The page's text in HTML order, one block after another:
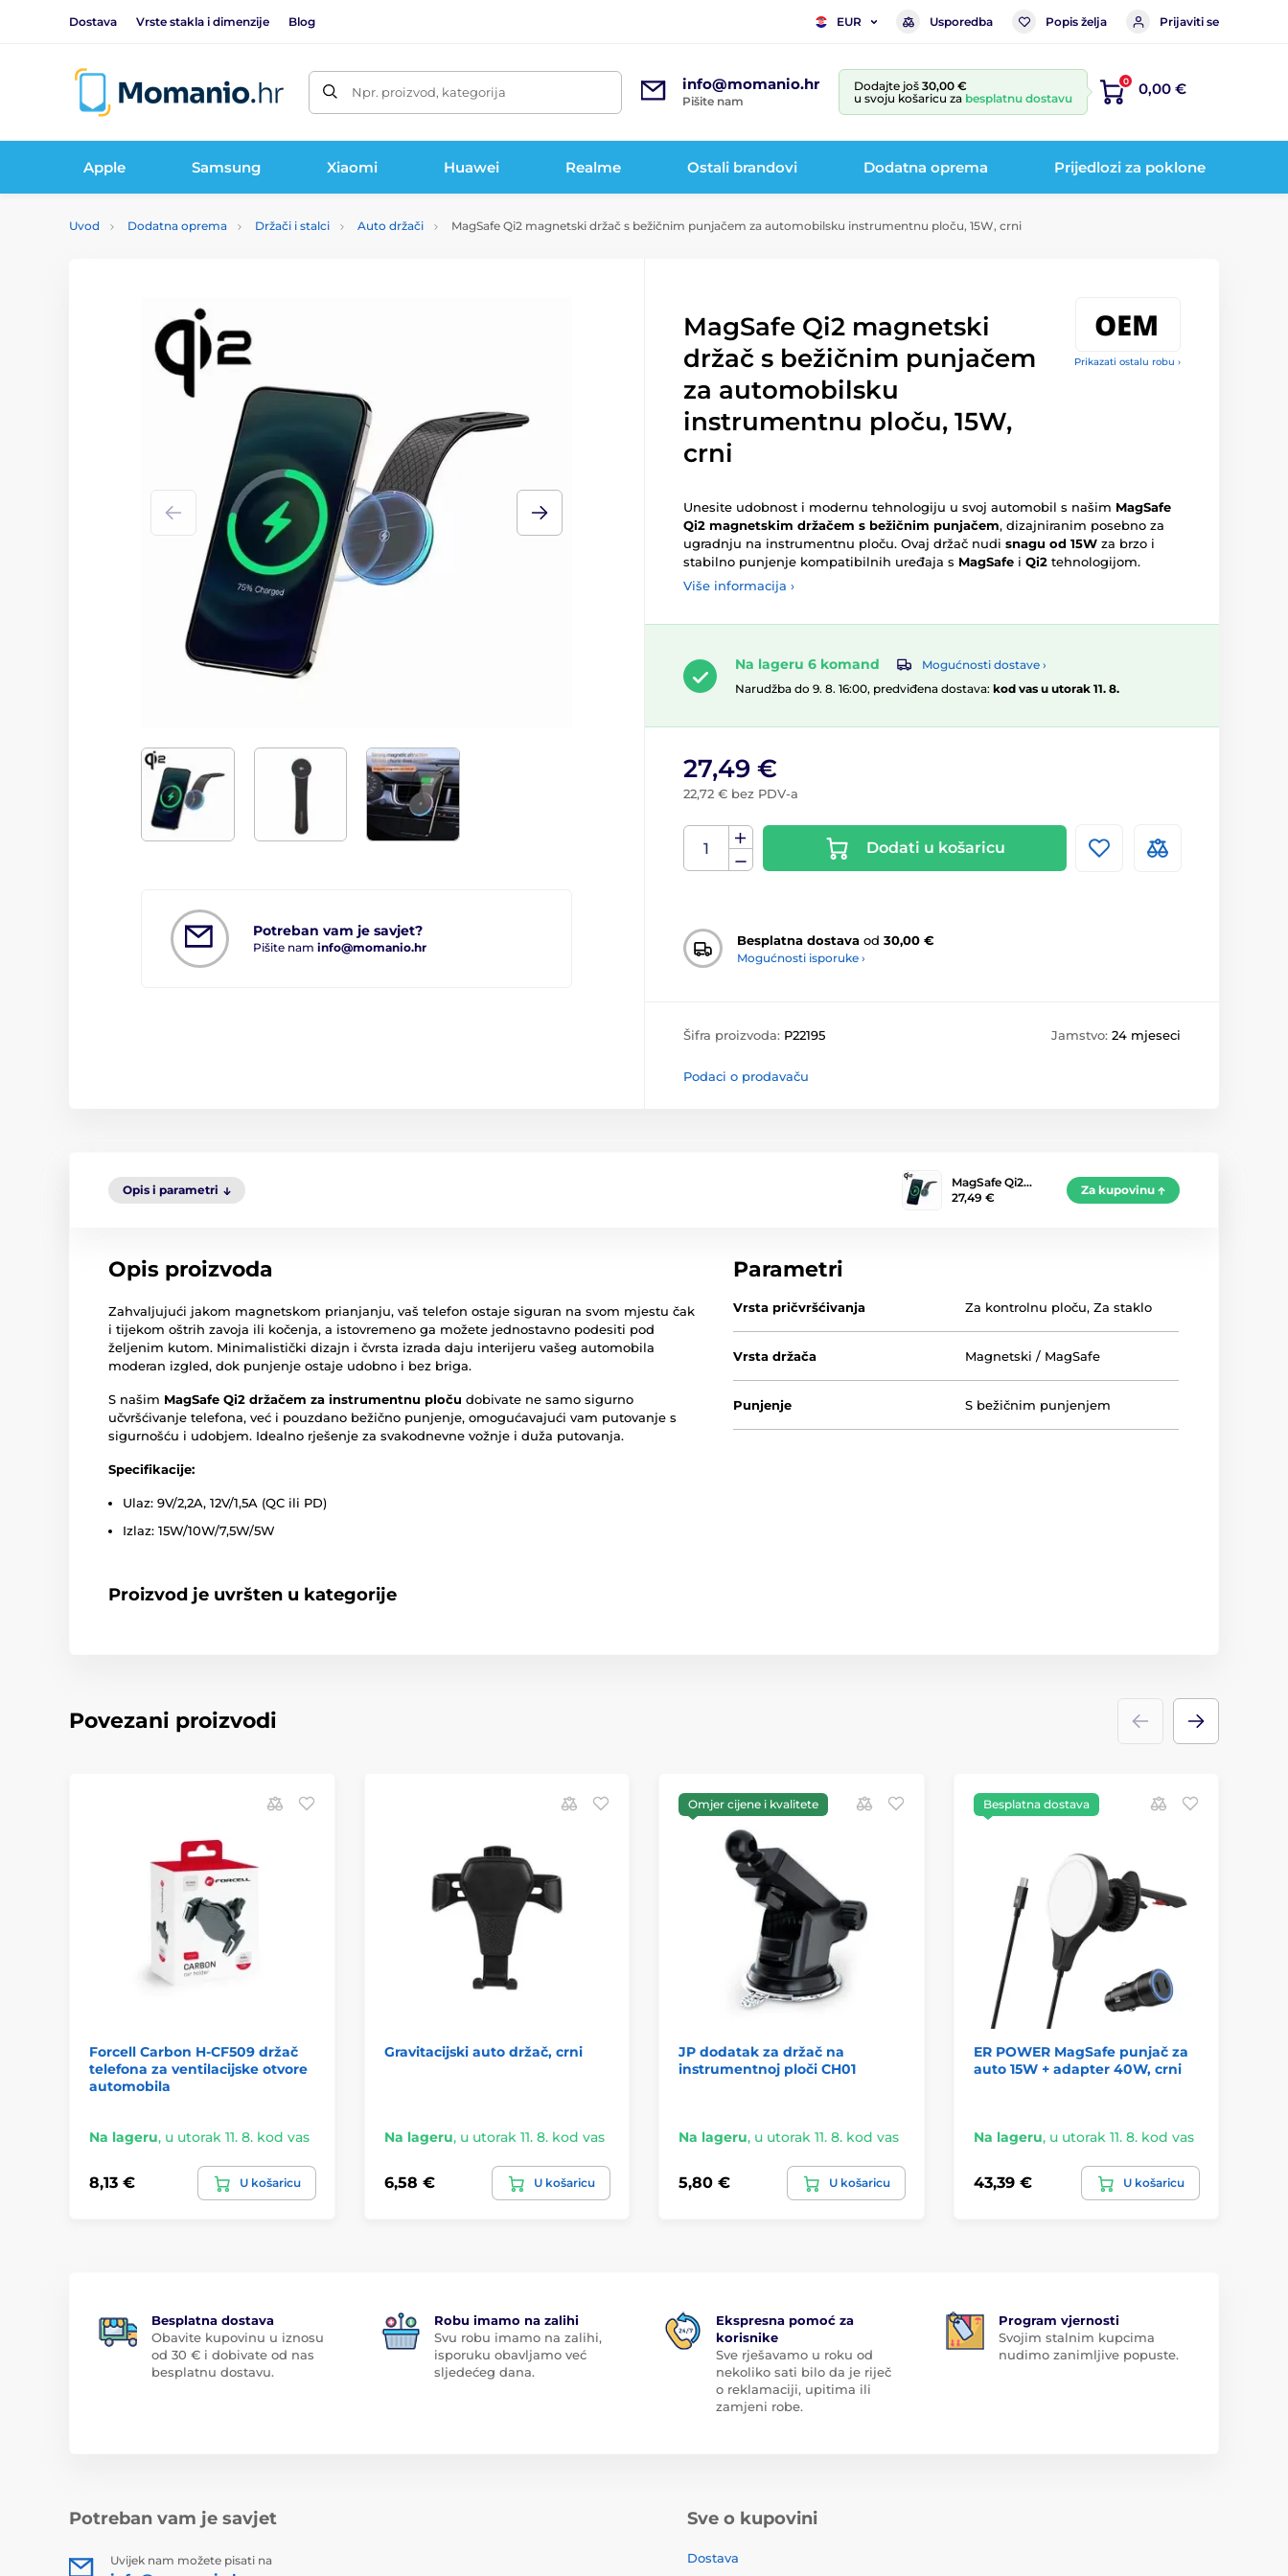
Dostava Vrste stakla i dimenzije Blog EUR Usporedba Popis želja Prijaviti se
Npr. proizvod, kategorija info@momanio.hr
Pišite nam
Dodajte još 30,00 €
u svoju košaricu za besplatnu dostavu
0 0,00 €
Apple Samsung Xiaomi Huawei Realme Ostali brandovi Dodatna oprema Prijedlozi za poklone
Uvod Dodatna oprema Držači i stalci Auto držači MagSafe Qi2 magnetski držač s bežičnim punjačem za automobilsku instrumentnu ploču, 15W, crni
Prikazati ostalu robu ›
Potreban vam je savjet?
Pišite nam info@momanio.hr
MagSafe Qi2 magnetski
držač s bežičnim punjačem
za automobilsku
instrumentnu ploču, 15W,
crni
Unesite udobnost i modernu tehnologiju u svoj automobil s našim MagSafe
Qi2 magnetskim držačem s bežičnim punjačem, dizajniranim posebno za
ugradnju na instrumentnu ploču. Ovaj držač nudi snagu od 15W za brzo i
stabilno punjenje kompatibilnih uređaja s MagSafe i Qi2 tehnologijom.
Više informacija ›
Na lageru 6 komand
Mogućnosti dostave ›
Narudžba do 9. 8. 16:00, predviđena dostava: kod vas u utorak 11. 8.
27,49 €
22,72 € bez PDV-a
Dodati u košaricu
Besplatna dostava od 30,00 €
Mogućnosti isporuke ›
Šifra proizvoda: P22195 Jamstvo: 24 mjeseci
Podaci o prodavaču
Opis i parametri
MagSafe Qi2…
27,49 €
Za kupovinu
Opis proizvoda
Zahvaljujući jakom magnetskom prianjanju, vaš telefon ostaje siguran na svom mjestu čak
i tijekom oštrih zavoja ili kočenja, a istovremeno ga možete jednostavno podesiti pod
željenim kutom. Minimalistički dizajn i čvrsta izrada daju interijeru vašeg automobila
moderan izgled, dok punjenje ostaje udobno i bez briga.
S našim MagSafe Qi2 držačem za instrumentnu ploču dobivate ne samo sigurno
učvršćivanje telefona, već i pouzdano bežično punjenje, omogućavajući vam putovanje s
sigurnošću i udobjem. Idealno rješenje za svakodnevne vožnje i duža putovanja.
Specifikacije:
Ulaz: 9V/2,2A, 12V/1,5A (QC ili PD)
Izlaz: 15W/10W/7,5W/5W
Proizvod je uvršten u kategorije
Parametri
Vrsta pričvršćivanja Za kontrolnu ploču,Za staklo
Vrsta držača Magnetski / MagSafe
Punjenje S bežičnim punjenjem
Povezani proizvodi
Forcell Carbon H-CF509 držač
telefona za ventilacijske otvore
automobila
Na lageru, u utorak 11. 8. kod vas
8,13 € U košaricu
Gravitacijski auto držač, crni
Na lageru, u utorak 11. 8. kod vas
6,58 € U košaricu
Omjer cijene i kvalitete
JP dodatak za držač na
instrumentnoj ploči CH01
Na lageru, u utorak 11. 8. kod vas
5,80 € U košaricu
Besplatna dostava
ER POWER MagSafe punjač za
auto 15W + adapter 40W, crni
Na lageru, u utorak 11. 8. kod vas
43,39 € U košaricu
Besplatna dostava
Obavite kupovinu u iznosu
od 30 € i dobivate od nas
besplatnu dostavu.
Robu imamo na zalihi
Svu robu imamo na zalihi,
isporuku obavljamo već
sljedećeg dana.
Ekspresna pomoć za
korisnike
Sve rješavamo u roku od
nekoliko sati bilo da je riječ
o reklamaciji, upitima ili
zamjeni robe.
Program vjernosti
Svojim stalnim kupcima
nudimo zanimljive popuste.
Potreban vam je savjet
Uvijek nam možete pisati na
Sve o kupovini
Dostava